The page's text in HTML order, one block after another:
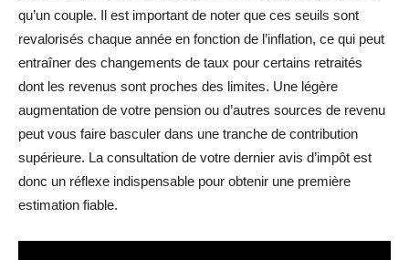
qu’un couple. Il est important de noter que ces seuils sont
revalorisés chaque année en fonction de l’inflation, ce qui peut
entraîner des changements de taux pour certains retraités
dont les revenus sont proches des limites. Une légère
augmentation de votre pension ou d’autres sources de revenu
peut vous faire basculer dans une tranche de contribution
supérieure. La consultation de votre dernier avis d’impôt est
donc un réflexe indispensable pour obtenir une première
estimation fiable.